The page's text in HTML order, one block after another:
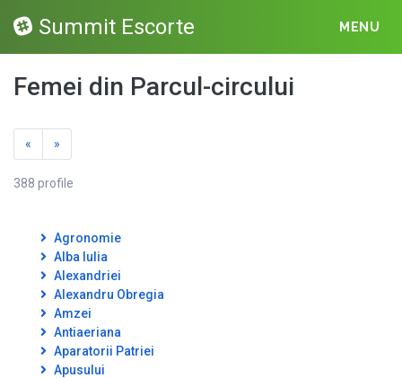
Summit Escorte MENU
Femei din Parcul-circului
« »
388 profile
Agronomie
Alba Iulia
Alexandriei
Alexandru Obregia
Amzei
Antiaeriana
Aparatorii Patriei
Apusului